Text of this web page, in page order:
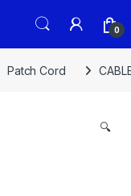
0
Patch Cord
🔍